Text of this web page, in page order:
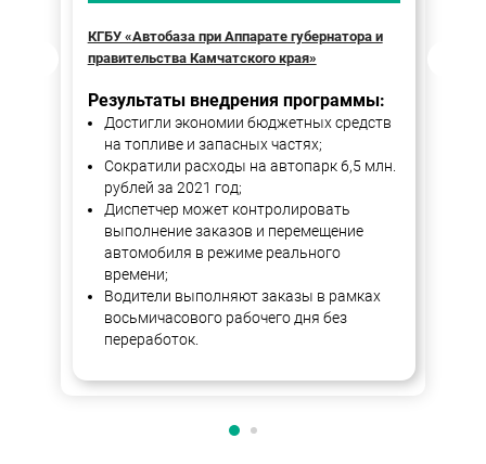
КГБУ «Автобаза при Аппарате губернатора и
правительства Камчатского края»
Результаты внедрения программы:
Достигли экономии бюджетных средств
на топливе и запасных частях;
Сократили расходы на автопарк 6,5 млн.
рублей за 2021 год;
Диспетчер может контролировать
выполнение заказов и перемещение
автомобиля в режиме реального
времени;
Водители выполняют заказы в рамках
восьмичасового рабочего дня без
переработок.